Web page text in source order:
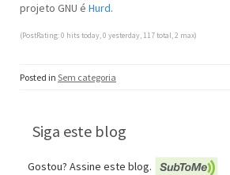
projeto GNU é Hurd.
(PostRating: 0 hits today, 0 yesterday, 117 total, 2 max)
Posted in Sem categoria
Siga este blog
Gostou? Assine este blog.